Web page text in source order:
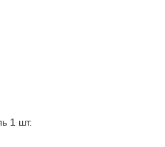
1 шт.